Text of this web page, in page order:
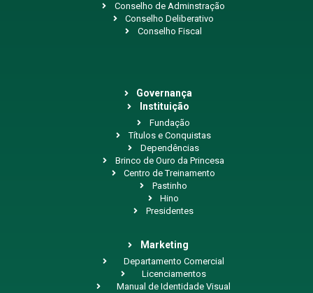
Conselho de Adminstração
Conselho Deliberativo
Conselho Fiscal
Governança
Instituição
Fundação
Títulos e Conquistas
Dependências
Brinco de Ouro da Princesa
Centro de Treinamento
Pastinho
Hino
Presidentes
Marketing
Departamento Comercial
Licenciamentos
Manual de Identidade Visual